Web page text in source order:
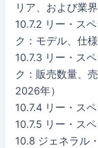
リア、および業
10.7.2 リー・ス
ク：モデル、仕
10.7.3 リー・ス
ク：販売数量、
2026年）
10.7.4 リー・ス
10.7.5 リー・ス
10.8 ジェネラル